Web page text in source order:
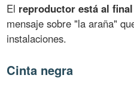
El reproductor está al final
mensaje sobre "la araña"
instalaciones.
Cinta negra